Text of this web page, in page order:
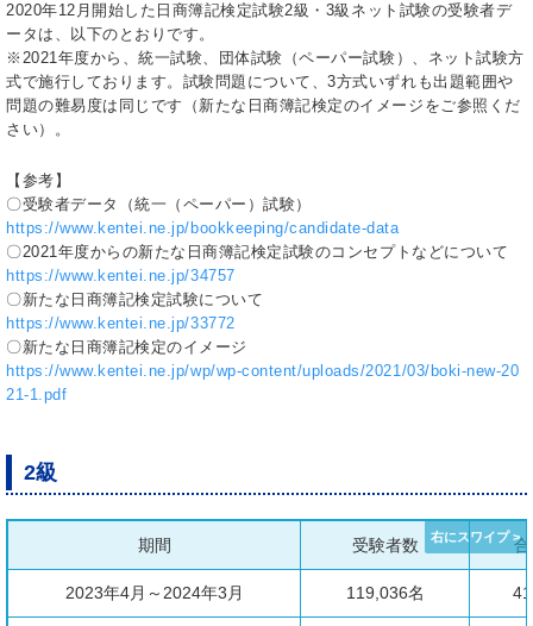
2020年12月開始した日商簿記検定試験2級・3級ネット試験の受験者デ
ータは、以下のとおりです。
※2021年度から、統一試験、団体試験（ペーパー試験）、ネット試験方
式で施行しております。試験問題について、3方式いずれも出題範囲や
問題の難易度は同じです（新たな日商簿記検定のイメージをご参照くだ
さい）。
【参考】
〇受験者データ（統一（ペーパー）試験）
https://www.kentei.ne.jp/bookkeeping/candidate-data
〇2021年度からの新たな日商簿記検定試験のコンセプトなどについて
https://www.kentei.ne.jp/34757
〇新たな日商簿記検定試験について
https://www.kentei.ne.jp/33772
〇新たな日商簿記検定のイメージ
https://www.kentei.ne.jp/wp/wp-content/uploads/2021/03/boki-new-20
21-1.pdf
2級
期間 受験者数
2023年4月～2024年3月 119,036名